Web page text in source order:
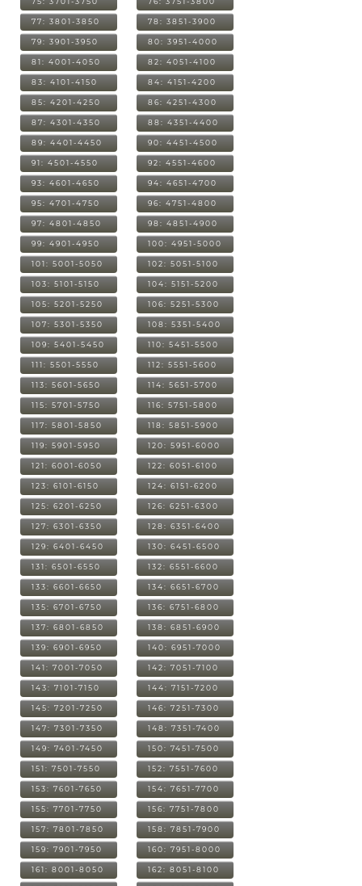
77: 3801-3850 78: 3851-3900
79: 3901-3950 80: 3951-4000
81: 4001-4050 82: 4051-4100
83: 4101-4150 84: 4151-4200
85: 4201-4250 86: 4251-4300
87: 4301-4350 88: 4351-4400
89: 4401-4450 90: 4451-4500
91: 4501-4550 92: 4551-4600
93: 4601-4650 94: 4651-4700
95: 4701-4750 96: 4751-4800
97: 4801-4850 98: 4851-4900
99: 4901-4950 100: 4951-5000
101: 5001-5050 102: 5051-5100
103: 5101-5150 104: 5151-5200
105: 5201-5250 106: 5251-5300
107: 5301-5350 108: 5351-5400
109: 5401-5450 110: 5451-5500
111: 5501-5550 112: 5551-5600
113: 5601-5650 114: 5651-5700
115: 5701-5750 116: 5751-5800
117: 5801-5850 118: 5851-5900
119: 5901-5950 120: 5951-6000
121: 6001-6050 122: 6051-6100
123: 6101-6150 124: 6151-6200
125: 6201-6250 126: 6251-6300
127: 6301-6350 128: 6351-6400
129: 6401-6450 130: 6451-6500
131: 6501-6550 132: 6551-6600
133: 6601-6650 134: 6651-6700
135: 6701-6750 136: 6751-6800
137: 6801-6850 138: 6851-6900
139: 6901-6950 140: 6951-7000
141: 7001-7050 142: 7051-7100
143: 7101-7150 144: 7151-7200
145: 7201-7250 146: 7251-7300
147: 7301-7350 148: 7351-7400
149: 7401-7450 150: 7451-7500
151: 7501-7550 152: 7551-7600
153: 7601-7650 154: 7651-7700
155: 7701-7750 156: 7751-7800
157: 7801-7850 158: 7851-7900
159: 7901-7950 160: 7951-8000
161: 8001-8050 162: 8051-8100